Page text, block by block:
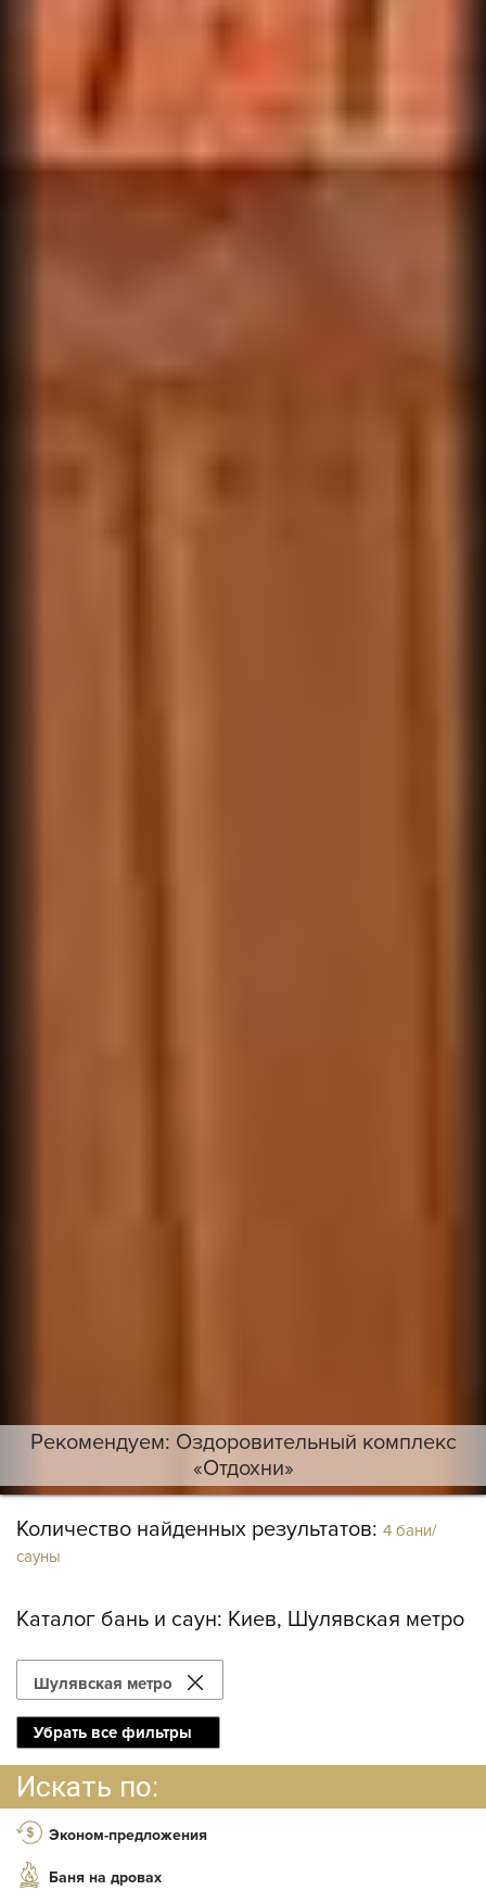
Рекомендуем: Оздоровительный комплекс
«Отдохни»
Количество найденных результатов: 4 бани/
сауны
Каталог бань и саун: Киев, Шулявская метро
Шулявская метро
Убрать все фильтры
Искать по:
Эконом-предложения
Баня на дровах